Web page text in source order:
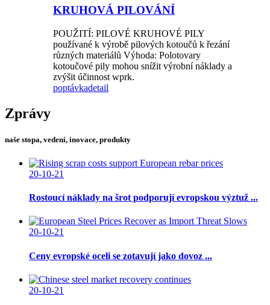
KRUHOVÁ PILOVÁNÍ
POUŽITÍ: PILOVÉ KRUHOVÉ PILY
používané k výrobě pilových kotoučů k řezání
různých materiálů Výhoda: Polotovary
kotoučové pily mohou snížit výrobní náklady a
zvýšit účinnost wprk.
poptávkadetail
Zprávy
naše stopa, vedení, inovace, produkty
20-10-21
Rostoucí náklady na šrot podporují evropskou výztuž ...
20-10-21
Ceny evropské oceli se zotavují jako dovoz ...
20-10-21